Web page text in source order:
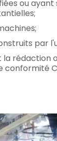
ou ayant
par
la rédaction
conformité